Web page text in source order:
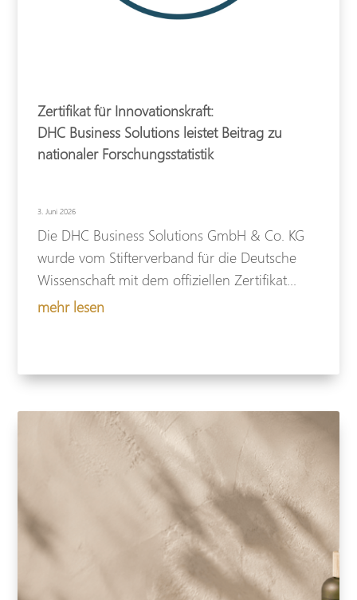
Zertifikat für Innovationskraft:
DHC Business Solutions leistet Beitrag zu
nationaler Forschungsstatistik
3. Juni 2026
Die DHC Business Solutions GmbH & Co. KG
wurde vom Stifterverband für die Deutsche
Wissenschaft mit dem offiziellen Zertifikat...
mehr lesen